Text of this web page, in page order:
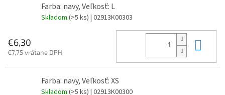
Farba: navy, Veľkosť: L
Skladom (>5 ks) | 02913K00303
€6,30
€7,75 vrátane DPH
Farba: navy, Veľkosť: XS
Skladom (>5 ks) | 02913K00300